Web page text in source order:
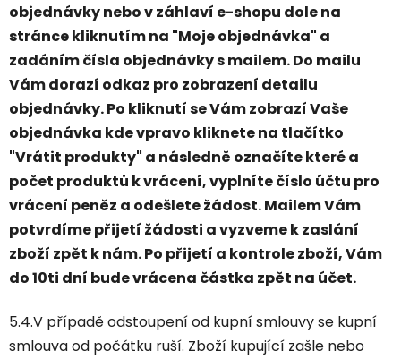
objednávky nebo v záhlaví e-shopu dole na
stránce kliknutím na "Moje objednávka" a
zadáním čísla objednávky s mailem. Do mailu
Vám dorazí odkaz pro zobrazení detailu
objednávky. Po kliknutí se Vám zobrazí Vaše
objednávka kde vpravo kliknete na tlačítko
"Vrátit produkty" a následně označíte které a
počet produktů k vrácení, vyplníte číslo účtu pro
vrácení peněz a odešlete žádost. Mailem Vám
potvrdíme přijetí žádosti a vyzveme k zaslání
zboží zpět k nám. Po přijetí a kontrole zboží, Vám
do 10ti dní bude vrácena částka zpět na účet.
5.4.V případě odstoupení od kupní smlouvy se kupní
smlouva od počátku ruší. Zboží kupující zašle nebo